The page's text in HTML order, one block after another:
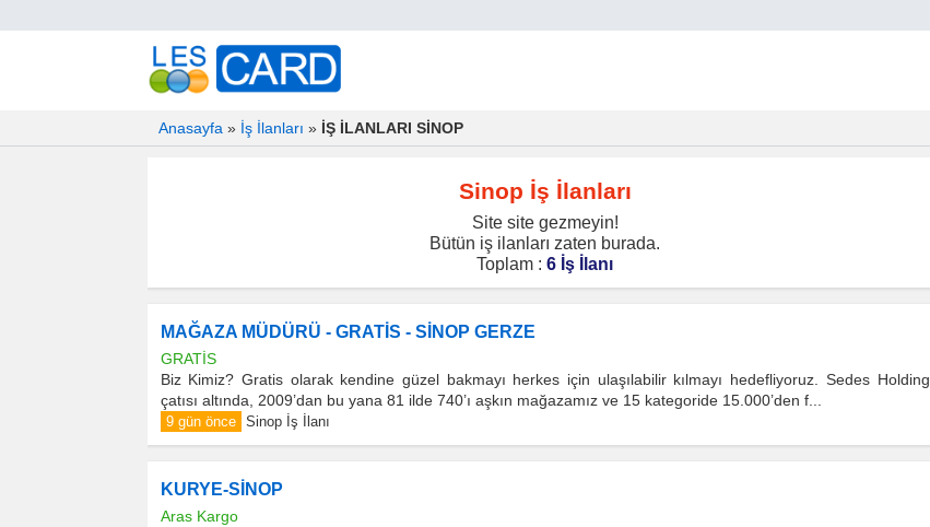
Anasayfa » İş İlanları » İŞ İLANLARI SİNOP
Sinop İş İlanları
Site site gezmeyin!
Bütün iş ilanları zaten burada.
Toplam : 6 İş İlanı
MAĞAZA MÜDÜRÜ - GRATİS - SİNOP GERZE
GRATİS
Biz Kimiz? Gratis olarak kendine güzel bakmayı herkes için ulaşılabilir kılmayı hedefliyoruz. Sedes Holding
çatısı altında, 2009’dan bu yana 81 ilde 740’ı aşkın mağazamız ve 15 kategoride 15.000’den f...
9 gün önce Sinop İş İlanı
KURYE-SİNOP
Aras Kargo